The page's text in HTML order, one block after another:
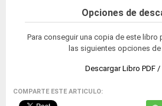
Opciones de
Para conseguir una copia de este libro
las siguientes opciones
Descargar Libro PDF /
COMPARTE ESTE ARTICULO: